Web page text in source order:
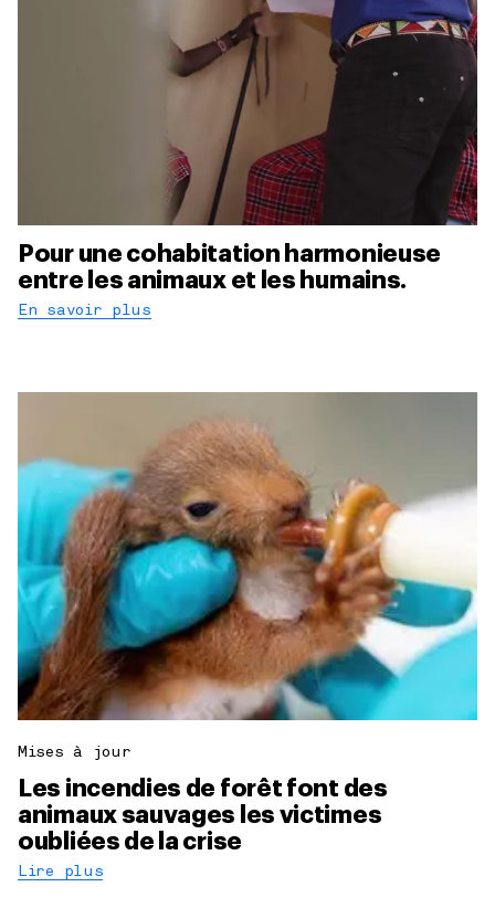
Pour une cohabitation harmonieuse
entre les animaux et les humains.
En savoir plus
Mises à jour
Les incendies de forêt font des
animaux sauvages les victimes
oubliées de la crise
Lire plus